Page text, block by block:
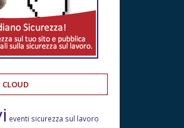
CLOUD
eventi sicurezza sul lavoro